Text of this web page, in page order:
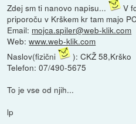
Zdej sm ti nanovo napisu...
V
priporoču v Krškem kr tam majo
Email: mojca.spiler@web-klik.com
Web:www.web-klik.com
Naslov(fizični
): CKŽ 58,Krško
Telefon: 07/490-5675
To je vse od njih...
lp